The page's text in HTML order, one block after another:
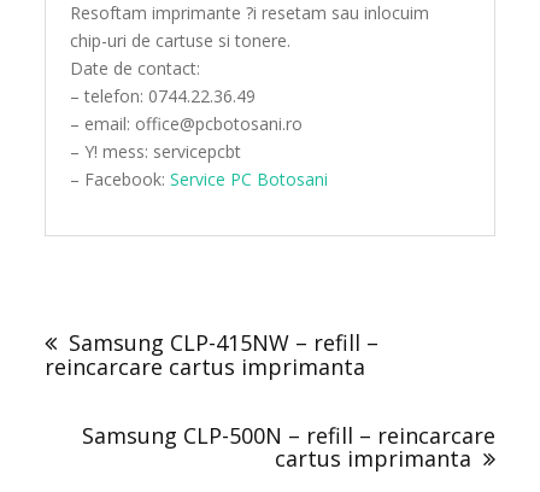
Resoftam imprimante ?i resetam sau inlocuim
chip-uri de cartuse si tonere.
Date de contact:
– telefon: 0744.22.36.49
– email: office@pcbotosani.ro
– Y! mess: servicepcbt
– Facebook:Service PC Botosani
Samsung CLP-415NW – refill –
reincarcare cartus imprimanta
Samsung CLP-500N – refill – reincarcare
cartus imprimanta